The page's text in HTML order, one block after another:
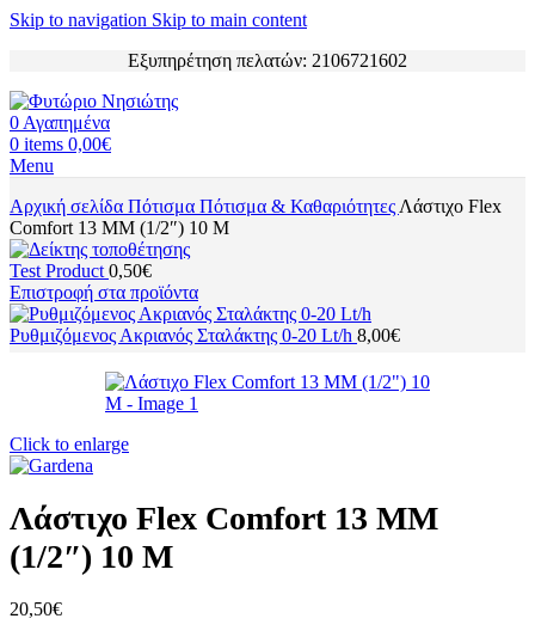
Skip to navigation Skip to main content
Εξυπηρέτηση πελατών: 2106721602
0 Αγαπημένα
0 items 0,00€
Menu
Αρχική σελίδα Πότισμα Πότισμα & Καθαριότητες Λάστιχο Flex
Comfort 13 MM (1/2″) 10 M
Test Product 0,50€
Επιστροφή στα προϊόντα
Ρυθμιζόμενος Ακριανός Σταλάκτης 0-20 Lt/h 8,00€
Click to enlarge
Λάστιχο Flex Comfort 13 MM
(1/2″) 10 M
20,50€